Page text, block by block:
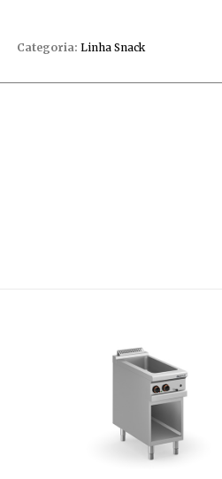
Categoria: Linha Snack